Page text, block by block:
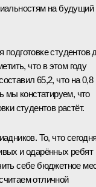
на будущий
студентов
что в этом году
65,2, что на 0,8
мы констатируем, что
студентов растёт.
То, что
и одарённых ребят
себе бюджетное
отличной